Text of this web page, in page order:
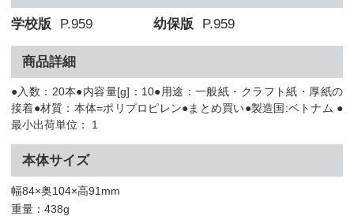
学校版 P.959 幼保版 P.959
商品詳細
●入数：20本●内容量[g]：10●用途：一般紙・クラフト紙・厚紙の
接着●材質：本体=ポリプロピレン●まとめ買い●製造国:ベトナム ●
最小出荷単位： 1
本体サイズ
幅84×奥104×高91mm
重量：438g